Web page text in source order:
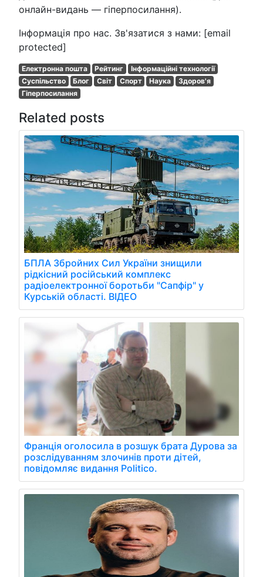
онлайн-видань — гіперпосилання).
Інформація про нас. Зв'язатися з нами: [email
protected]
Електронна пошта Рейтинг
Інформаційні технології
Суспільство
Блог Світ Спорт Наука
Здоров'я
Гіперпосилання
Related posts
БПЛА Збройних Сил України знищили
рідкісний російський комплекс
радіоелектронної боротьби "Сапфір" у
Курській області. ВІДЕО
Франція оголосила в розшук брата Дурова за
розслідуванням злочинів проти дітей,
повідомляє видання Politico.